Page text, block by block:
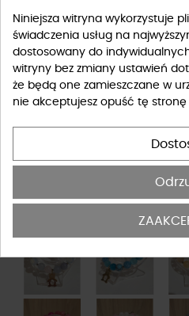
Niniejsza witryna wykorzystuje
świadczenia usług na
dostosowany do
witryny bez zmiany ustawień
że będą one zamieszczane w
nie akceptujesz opuść tę